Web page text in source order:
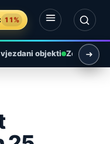
11%
objekti Zemlja i